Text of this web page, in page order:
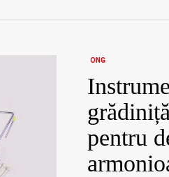
ONG
pentru